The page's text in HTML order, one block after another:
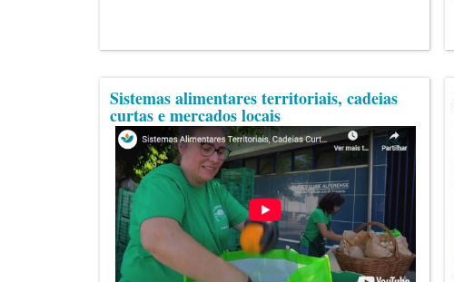
Sistemas alimentares territoriais, cadeias
curtas e mercados locais